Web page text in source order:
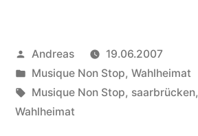
Veröffentlicht
von
Andreas
19.06.2007
Veröffentlicht
in
Musique Non Stop, Wahlheimat
Schlagwörter:
Musique Non Stop, saarbrücken,
Wahlheimat